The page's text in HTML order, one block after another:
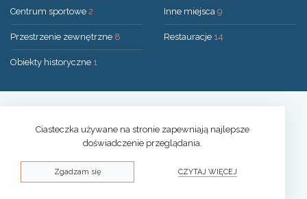
Centrum sportowe 2
Przestrzenie zewnętrzne 8
Obiekty historyczne 1
Inne miejsca 9
Restauracje 14
Polityka prywatności
Ciasteczka używane na stronie zapewniają najlepsze
doświadczenie przeglądania.
Zgadzam się CZYTAJ WIĘCEJ